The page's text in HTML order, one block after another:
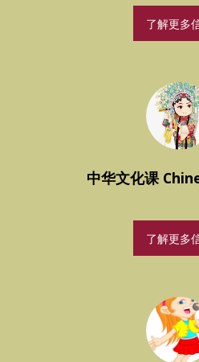
了解更多
中华文化课
了解更多